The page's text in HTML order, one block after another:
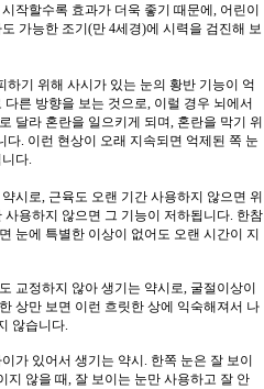
작할수록 효과가 더욱 좋기 때문에, 어린이
가능한 조기(만 4세경)에 시력을 검진해 보
기 위해 사시가 있는 눈의 황반 기능이 억
른 방향을 보는 것으로, 이럴 경우 뇌에서
달라 혼란을 일으키게 되며, 혼란을 막기 위
. 이런 현상이 오래 지속되면 억제된 쪽 눈
다.
시로, 근육도 오랜 기간 사용하지 않으면 위
용하지 않으면 그 기능이 저하됩니다. 한참
눈에 특별한 이상이 없어도 오랜 시간이 지
교정하지 않아 생기는 약시로, 굴절이상이
상만 보면 이런 흐릿한 상에 익숙해져서 나
않습니다.
가 있어서 생기는 약시. 한쪽 눈은 잘 보이
지 않을 때, 잘 보이는 눈만 사용하고 잘 안